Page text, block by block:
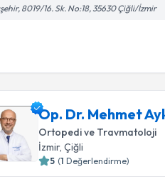
8019/16. Sk. No:18, 35630 Çiğli/İzmir
Op. Dr. Mehmet
Ortopedi ve Travmatoloji
İzmir, Çiğli
5 (1 Değerlendirme)